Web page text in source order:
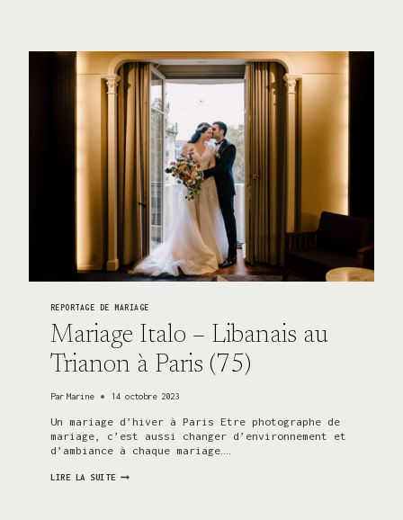
DE
MARIAGE
EN
BOURGOGNE
(89)
REPORTAGE DE MARIAGE
Mariage Italo – Libanais au
Trianon à Paris (75)
Par Marine 14 octobre 2023
Un mariage d’hiver à Paris Etre photographe de
mariage, c’est aussi changer d’environnement et
d’ambiance à chaque mariage….
LIRE LA SUITEMARIAGE